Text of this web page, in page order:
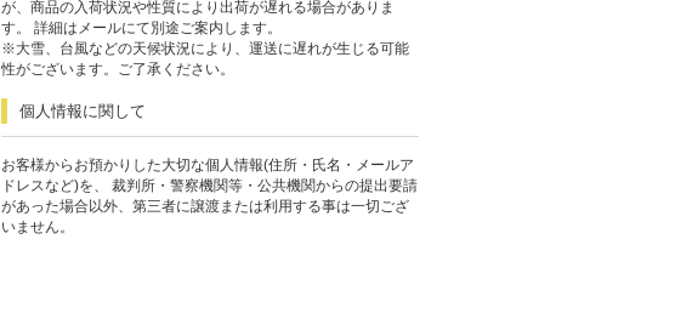
が、商品の入荷状況や性質により出荷が遅れる場合がありま
す。 詳細はメールにて別途ご案内します。
※大雪、台風などの天候状況により、運送に遅れが生じる可能
性がございます。ご了承ください。
個人情報に関して
お客様からお預かりした大切な個人情報(住所・氏名・メールア
ドレスなど)を、 裁判所・警察機関等・公共機関からの提出要請
があった場合以外、第三者に譲渡または利用する事は一切ござ
いません。